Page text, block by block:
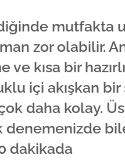
mutfakta
zor olabilir.
kısa bir
içi akışkan
daha kolay.
dakikada